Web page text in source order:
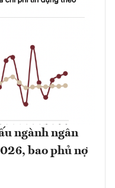
ngành ngân
bao phủ nợ